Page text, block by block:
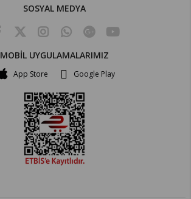
SOSYAL MEDYA
MOBİL UYGULAMALARIMIZ
App Store Google Play